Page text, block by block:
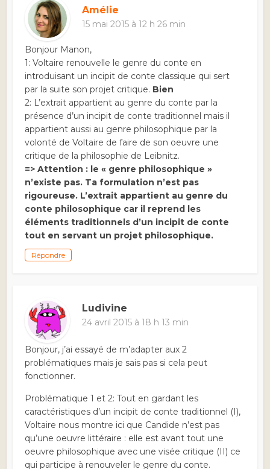
Amélie
15 mai 2015 à 12 h 26 min
Bonjour Manon,
1: Voltaire renouvelle le genre du conte en
introduisant un incipit de conte classique qui sert
par la suite son projet critique. Bien
2: L’extrait appartient au genre du conte par la
présence d’un incipit de conte traditionnel mais il
appartient aussi au genre philosophique par la
volonté de Voltaire de faire de son oeuvre une
critique de la philosophie de Leibnitz.
=> Attention : le « genre philosophique »
n’existe pas. Ta formulation n’est pas
rigoureuse. L’extrait appartient au genre du
conte philosophique car il reprend les
éléments traditionnels d’un incipit de conte
tout en servant un projet philosophique.
Répondre
Ludivine
24 avril 2015 à 18 h 13 min
Bonjour, j’ai essayé de m’adapter aux 2
problématiques mais je sais pas si cela peut
fonctionner.
Problématique 1 et 2: Tout en gardant les
caractéristiques d’un incipit de conte traditionnel (I),
Voltaire nous montre ici que Candide n’est pas
qu’une oeuvre littéraire : elle est avant tout une
oeuvre philosophique avec une visée critique (II) ce
qui participe à renouveler le genre du conte.